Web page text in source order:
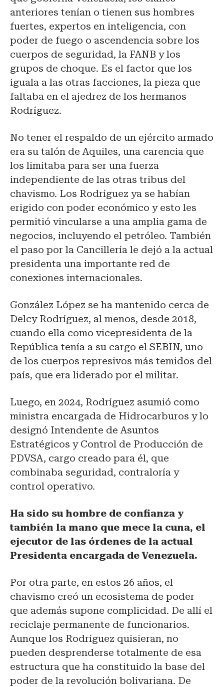
anteriores tenían o tienen sus hombres
fuertes, expertos en inteligencia, con
poder de fuego o ascendencia sobre los
cuerpos de seguridad, la FANB y los
grupos de choque. Es el factor que los
iguala a las otras facciones, la pieza que
faltaba en el ajedrez de los hermanos
Rodríguez.
No tener el respaldo de un ejército armado
era su talón de Aquiles, una carencia que
los limitaba para ser una fuerza
independiente de las otras tribus del
chavismo. Los Rodríguez ya se habían
erigido con poder económico y esto les
permitió vincularse a una amplia gama de
negocios, incluyendo el petróleo. También
el paso por la Cancillería le dejó a la actual
presidenta una importante red de
conexiones internacionales.
González López se ha mantenido cerca de
Delcy Rodríguez, al menos, desde 2018,
cuando ella como vicepresidenta de la
República tenía a su cargo el SEBIN, uno
de los cuerpos represivos más temidos del
país, que era liderado por el militar.
Luego, en 2024, Rodríguez asumió como
ministra encargada de Hidrocarburos y lo
designó Intendente de Asuntos
Estratégicos y Control de Producción de
PDVSA, cargo creado para él, que
combinaba seguridad, contraloría y
control operativo.
Ha sido su hombre de confianza y
también la mano que mece la cuna, el
ejecutor de las órdenes de la actual
Presidenta encargada de Venezuela.
Por otra parte, en estos 26 años, el
chavismo creó un ecosistema de poder
que además supone complicidad. De allí el
reciclaje permanente de funcionarios.
Aunque los Rodríguez quisieran, no
pueden desprenderse totalmente de esa
estructura que ha constituido la base del
poder de la revolución bolivariana. De